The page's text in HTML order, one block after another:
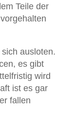
Teile der
ausloten.
es gibt
wird
ist es gar
fallen